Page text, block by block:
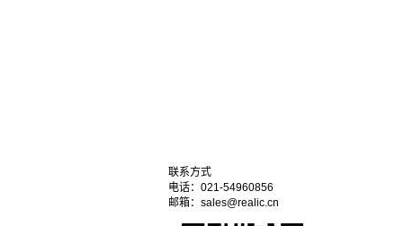
联系方式
电话：021-54960856
邮箱：sales@realic.cn